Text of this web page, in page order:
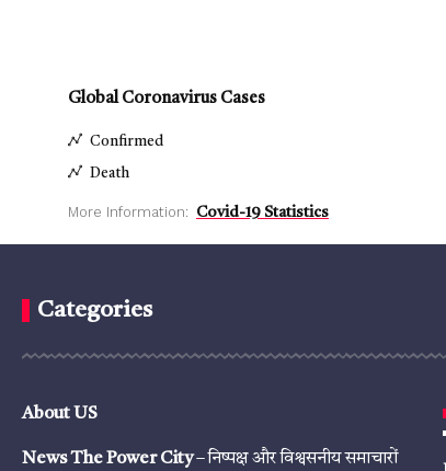
Global Coronavirus Cases
Confirmed
Death
More Information: Covid-19 Statistics
Categories
About US
News The Power City– निष्पक्ष और विश्वसनीय समाचारों